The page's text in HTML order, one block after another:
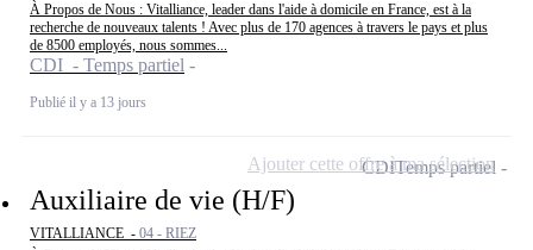
À Propos de Nous : Vitalliance, leader dans l'aide à domicile en France, est à la
recherche de nouveaux talents ! Avec plus de 170 agences à travers le pays et plus
de 8500 employés, nous sommes...
CDI - Temps partiel
Publié il y a 13 jours
Auxiliaire de vie (H/F)
VITALLIANCE - 04 - RIEZ
CDITemps partiel
Ajouter cette offre à ma sélection